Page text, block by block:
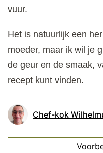
vuur.
Het is natuurlijk een
moeder, maar ik wil je
de geur en de smaak,
recept kunt vinden.
Chef-kok